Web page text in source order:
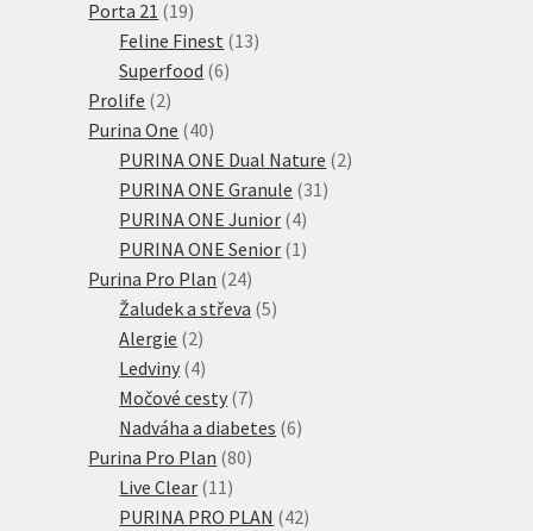
produkt
Porta 21 1919
produktů
Feline Finest 1313
Superfood 66
Prolife 22
produkty
Purina One 4040
produktů
PURINA ONE Dual Nature 22
PURINA ONE Granule 31 31
PURINA ONE Junior 44
produkty
PURINA ONE Senior 1 1
Purina Pro Plan 2424
produktů
Žaludek a střeva 55
Alergie 22
produkty
Ledviny 44
produkty
Močové cesty 77
produktů
Nadváha a diabetes 66
Purina Pro Plan 8080
Live Clear 11 11
produktů
PURINA PRO PLAN 4242